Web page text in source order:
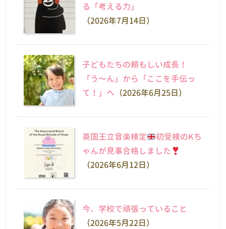
る「考える力」
（2026年7月14日）
子どもたちの頼もしい成長！
「う〜ん」から「ここを手伝っ
て！」へ （2026年6月25日）
英国王立音楽検定
初受検のKち
ゃんが見事合格しました
（2026年6月12日）
今、学校で頑張っていること
（2026年5月22日）